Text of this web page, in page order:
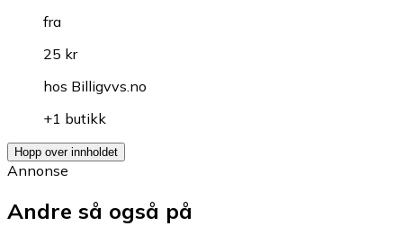
fra
25 kr
hos Billigvvs.no
+1 butikk
Hopp over innholdet
Annonse
Andre så også på